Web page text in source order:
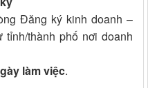
Đăng ký kinh doanh –
thành phố nơi doanh
làm việc.